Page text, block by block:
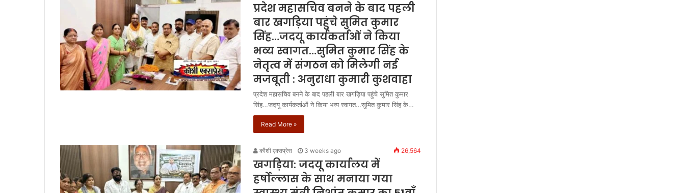
प्रदेश महासचिव बनने के बाद पहली
बार खगड़िया पहुंचे सुमित कुमार
सिंह…जदयू कार्यकर्ताओं ने किया
भव्य स्वागत…सुमित कुमार सिंह के
नेतृत्व में संगठन को मिलेगी नई
मजबूती : अनुराधा कुमारी कुशवाहा
प्रदेश महासचिव बनने के बाद पहली बार खगड़िया पहुंचे सुमित कुमार
सिंह…जदयू कार्यकर्ताओं ने किया भव्य स्वागत…सुमित कुमार सिंह के…
Read More »
कौशी एक्सप्रेस 3 weeks ago 26,564
खगड़िया: जदयू कार्यालय में
हर्षोल्लास के साथ मनाया गया